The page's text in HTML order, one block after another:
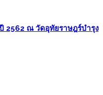
2562 ณ วัดอุทัยราษฎร์บำรุง